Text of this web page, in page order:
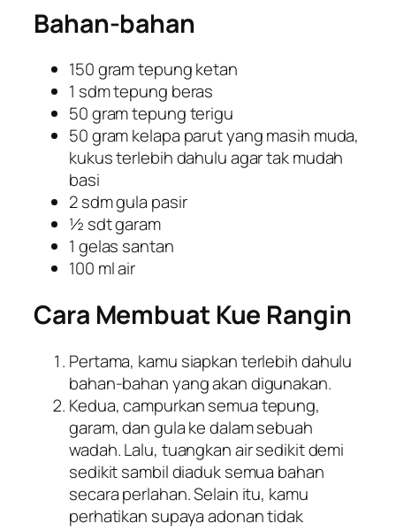
Bahan-bahan
150 gram tepung ketan
1 sdm tepung beras
50 gram tepung terigu
50 gram kelapa parut yang masih muda,
kukus terlebih dahulu agar tak mudah
basi
2 sdm gula pasir
½ sdt garam
1 gelas santan
100 ml air
Cara Membuat Kue Rangin
Pertama, kamu siapkan terlebih dahulu
bahan-bahan yang akan digunakan.
Kedua, campurkan semua tepung,
garam, dan gula ke dalam sebuah
wadah. Lalu, tuangkan air sedikit demi
sedikit sambil diaduk semua bahan
secara perlahan. Selain itu, kamu
perhatikan supaya adonan tidak